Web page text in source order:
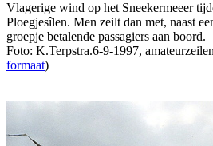
Vlagerige wind op het Sneekermeeer
Ploegjesîlen. Men zeilt dan met, naast
groepje betalende passagiers aan boord.
Foto: K.Terpstra.6-9-1997,
formaat)